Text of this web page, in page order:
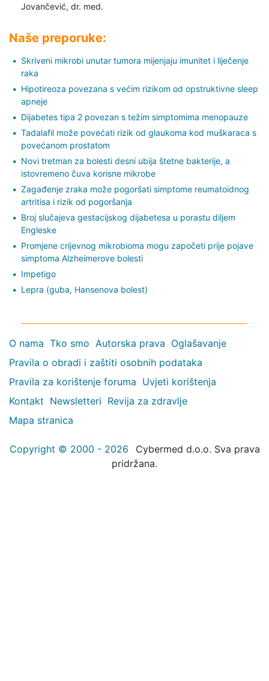
Jovančević, dr. med.
Naše preporuke:
Skriveni mikrobi unutar tumora mijenjaju imunitet i liječenje
raka
Hipotireoza povezana s većim rizikom od opstruktivne sleep
apneje
Dijabetes tipa 2 povezan s težim simptomima menopauze
Tadalafil može povećati rizik od glaukoma kod muškaraca s
povećanom prostatom
Novi tretman za bolesti desni ubija štetne bakterije, a
istovremeno čuva korisne mikrobe
Zagađenje zraka može pogoršati simptome reumatoidnog
artritisa i rizik od pogoršanja
Broj slučajeva gestacijskog dijabetesa u porastu diljem
Engleske
Promjene crijevnog mikrobioma mogu započeti prije pojave
simptoma Alzheimerove bolesti
Impetigo
Lepra (guba, Hansenova bolest)
O nama Tko smo Autorska prava Oglašavanje
Pravila o obradi i zaštiti osobnih podataka
Pravila za korištenje foruma Uvjeti korištenja
Kontakt Newsletteri Revija za zdravlje
Mapa stranica
Copyright © 2000 - 2026
Cybermed d.o.o. Sva prava
pridržana.